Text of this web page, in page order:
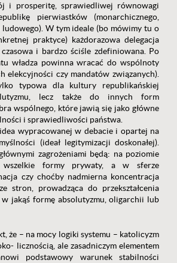
i prosperitę, sprawiedliwej równowagi
pierwiastków (monarchicznego,
W tym ideale (bo mówimy tu o
praktyce) każdorazowa delegacja
czasowa i bardzo ściśle zdefiniowana. Po
władza powinna wracać do wspólnoty
elekcyjności czy mandatów związanych).
typowa dla kultury republikańskiej
lecz także do innych form
wspólnego, które jawią się jako główne
i sprawiedliwości państwa.
wypracowanej w debacie i opartej na
(ideał legitymizacji doskonałej).
zagrożeniami będą: na poziomie
wszelkie formy prywaty, a w sferze
czy choćby nadmierna koncentracja
stron, prowadząca do przekształcenia
w jakąś formę absolutyzmu, oligarchii lub
że – na mocy logiki systemu – katolicyzm
licznością, ale zasadniczym elementem
podstawowy warunek stabilności